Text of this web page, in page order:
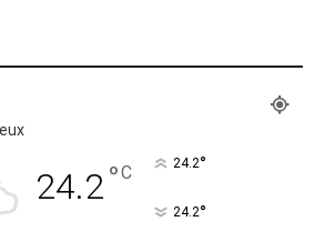
24.2°C 24.2°
24.2°